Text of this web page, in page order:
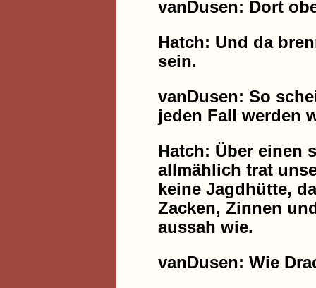
vanDusen: Dort
Hatch: Und da
sein.
vanDusen: So
jeden Fall werden
Hatch: Über einen
allmählich trat
keine Jagdhütte,
Zacken, Zinnen
aussah wie.
vanDusen: Wie